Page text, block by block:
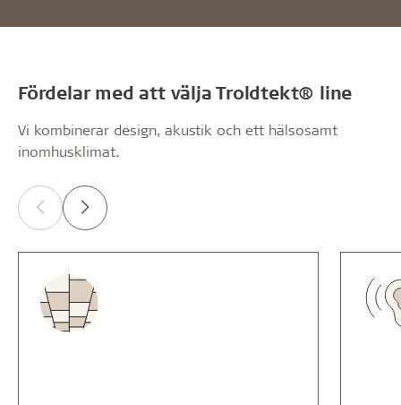
Fördelar med att välja Troldtekt® line
Vi kombinerar design, akustik och ett hälsosamt
inomhusklimat.